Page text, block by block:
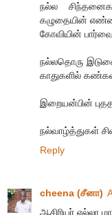
நல்ல
கழுதையின்
கோவியின்
நல்லதொரு
காதுகளில்
இறையன்பின்
நல்வாழ்த்துகள்
Reply
cheena (சீனா)
ஆசிரியர் எல்லா